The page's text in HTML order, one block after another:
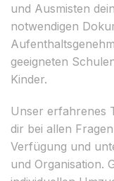
und Ausmisten
notwendigen
geeigneten
Kinder.
Unser erfahrenes
dir bei allen
Verfügung und
und Organisation.